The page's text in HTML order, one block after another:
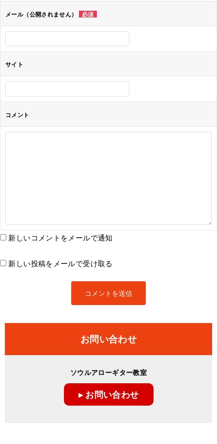
ョ
ン
メール（公開されません） 必須
サイト
コメント
新しいコメントをメールで通知
新しい投稿をメールで受け取る
お問い合わせ
ソウルアローギター教室
▸ お問い合わせ